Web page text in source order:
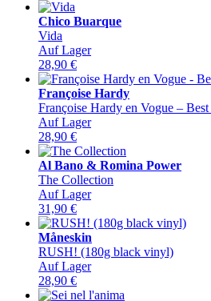
Chico Buarque
Vida
Auf Lager
28,90 €
Françoise Hardy
Françoise Hardy en Vogue –
Auf Lager
28,90 €
Al Bano & Romina Power
The Collection
Auf Lager
31,90 €
Måneskin
RUSH! (180g black vinyl)
Auf Lager
28,90 €